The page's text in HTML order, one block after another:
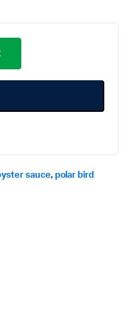
sauce, polar bird